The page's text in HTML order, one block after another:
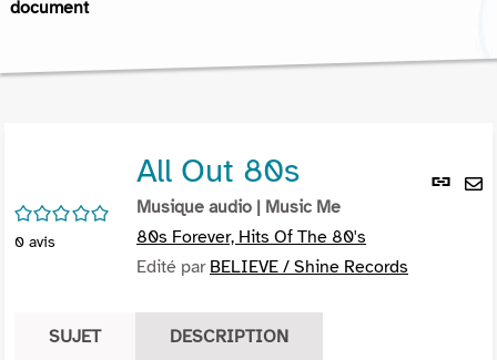
document
Lien
/5
0 avis
All Out 80s
Musique audio | Music Me
80s Forever, Hits Of The 80's
Edité par BELIEVE / Shine Records
SUJET DESCRIPTION